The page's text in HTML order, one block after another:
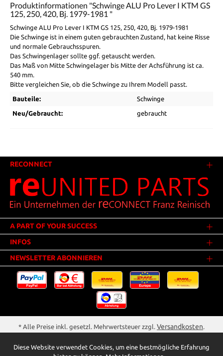
Produktinformationen "Schwinge ALU Pro Lever I KTM GS
125, 250, 420, Bj. 1979-1981 "
Schwinge ALU Pro Lever I KTM GS 125, 250, 420, Bj. 1979-1981
Die Schwinge ist in einem guten gebrauchten Zustand, hat keine Risse
und normale Gebrauchsspuren.
Das Schwingenlager sollte ggf. getauscht werden.
Das Maß von Mitte Schwingelager bis Mitte der Achsführung ist ca.
540 mm.
Bitte vergleichen Sie, ob die Schwinge zu Ihrem Modell passt.
Bauteile: Schwinge
Neu/Gebraucht: gebraucht
RECONNECT
A PART OF YOUR SUCCESS
INFOS
NEWSLETTER ABONNIEREN
* Alle Preise inkl. gesetzl. Mehrwertsteuer zzgl. Versandkosten.
** Der Verkauf unterliegt der Differenzbesteuerung gem. § 25a UStG
Diese Website verwendet Cookies, um eine bestmögliche Erfahrung